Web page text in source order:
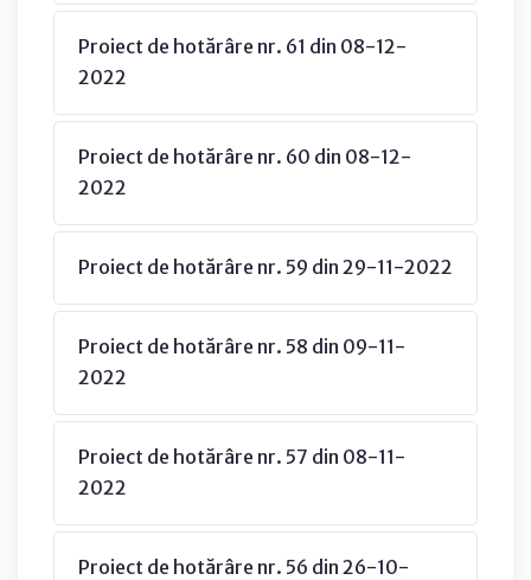
Proiect de hotărâre nr. 61 din 08-12-
2022
Proiect de hotărâre nr. 60 din 08-12-
2022
Proiect de hotărâre nr. 59 din 29-11-2022
Proiect de hotărâre nr. 58 din 09-11-
2022
Proiect de hotărâre nr. 57 din 08-11-
2022
Proiect de hotărâre nr. 56 din 26-10-